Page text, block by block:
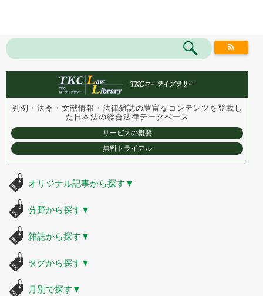
判例・法令・文献情報・法律雑誌の豊富なコンテンツを登載し
た 日本法の総合法律データベース
サービスの概要
無料トライアル
オリジナル記事から探す ▼
分野から探す ▼
雑誌から探す ▼
タグから探す ▼
月別で探す ▼